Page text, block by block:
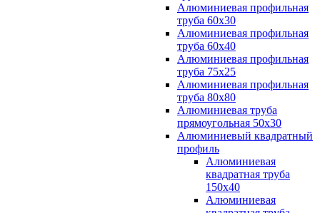
Алюминиевая профильная
труба 60х30
Алюминиевая профильная
труба 60х40
Алюминиевая профильная
труба 75х25
Алюминиевая профильная
труба 80х80
Алюминиевая труба
прямоугольная 50х30
Алюминиевый квадратный
профиль
Алюминиевая
квадратная труба
150х40
Алюминиевая